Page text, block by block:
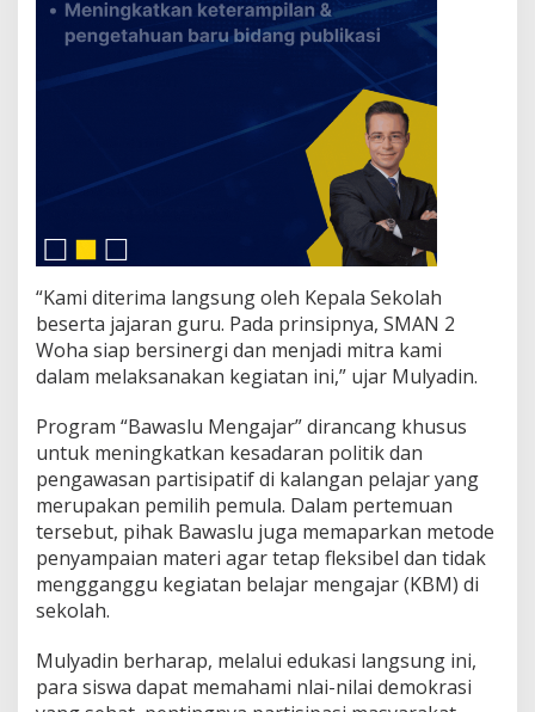
g
i
2
“Kami diterima langsung oleh Kepala Sekolah
beserta jajaran guru. Pada prinsipnya, SMAN 2
Woha siap bersinergi dan menjadi mitra kami
dalam melaksanakan kegiatan ini,” ujar Mulyadin.
Program “Bawaslu Mengajar” dirancang khusus
untuk meningkatkan kesadaran politik dan
pengawasan partisipatif di kalangan pelajar yang
merupakan pemilih pemula. Dalam pertemuan
tersebut, pihak Bawaslu juga memaparkan metode
penyampaian materi agar tetap fleksibel dan tidak
mengganggu kegiatan belajar mengajar (KBM) di
sekolah.
Mulyadin berharap, melalui edukasi langsung ini,
para siswa dapat memahami nlai-nilai demokrasi